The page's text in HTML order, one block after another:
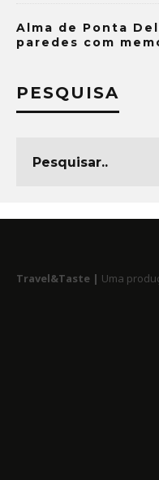
Alma de Ponta
paredes com
PESQUISA
Travel&Taste | Uma